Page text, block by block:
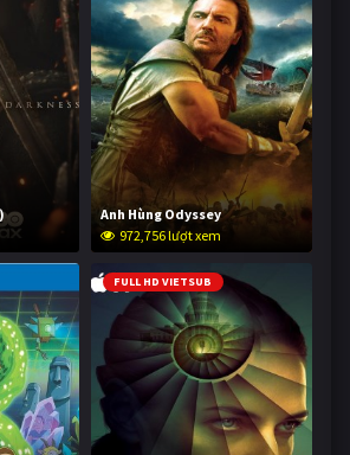
Anh Hùng Odyssey
972,756 lượt xem
FULL HD VIETSUB